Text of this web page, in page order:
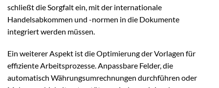
schließt die Sorgfalt ein, mit der internationale
Handelsabkommen und -normen in die Dokumente
integriert werden müssen.
Ein weiterer Aspekt ist die Optimierung der Vorlagen für
effiziente Arbeitsprozesse. Anpassbare Felder, die
automatisch Währungsumrechnungen durchführen oder